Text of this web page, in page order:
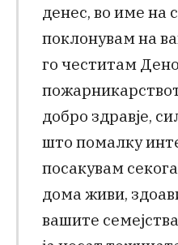
денес, во име на
поклонувам на
го честитам
добро здравје,
што помалку
посакувам
дома живи,
вашите